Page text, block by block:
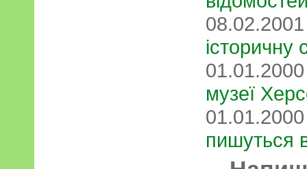
історичну
музеї
пишуться